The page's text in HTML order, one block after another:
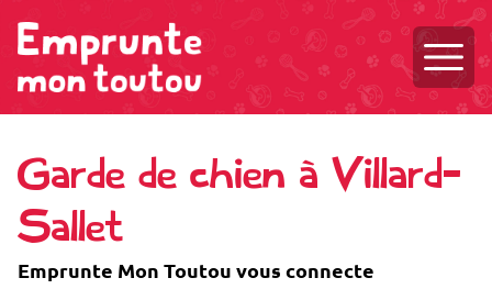
Garde de chien à Villard-
Sallet
Emprunte Mon Toutou vous connecte